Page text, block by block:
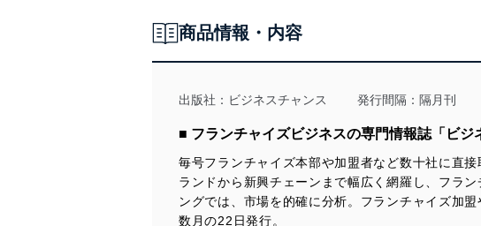
ヒルトン・リゾーツ・マーケティング・コーポレーション／シュレ
ッダーサービス／JPホールディングス
地方で優位経営を図る術「想うほど繁栄に」
販促誘客プランナー 福本和敏氏
ニッポンのベンチャー社長名鑑
ココロオドル FC・代理店情報 ビズマッチ
起業家決断
地方発 日
ヒラオカ
ニッポン
ココロオ
代理店
商品情報・内容
出版社： ビジネスチャンス 発行間隔：隔月刊
■ フランチャイズビジネスの専門情報誌「ビジ
毎号フランチャイズ本部や加盟者など数十社に直
ランドから新興チェーンまで幅広く網羅し、フラ
ングでは、市場を的確に分析。フランチャイズ加
数月の22日発行。